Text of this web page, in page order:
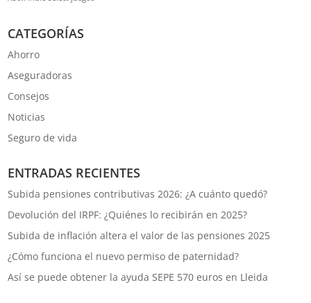
CATEGORÍAS
Ahorro
Aseguradoras
Consejos
Noticias
Seguro de vida
ENTRADAS RECIENTES
Subida pensiones contributivas 2026: ¿A cuánto quedó?
Devolución del IRPF: ¿Quiénes lo recibirán en 2025?
Subida de inflación altera el valor de las pensiones 2025
¿Cómo funciona el nuevo permiso de paternidad?
Así se puede obtener la ayuda SEPE 570 euros en Lleida